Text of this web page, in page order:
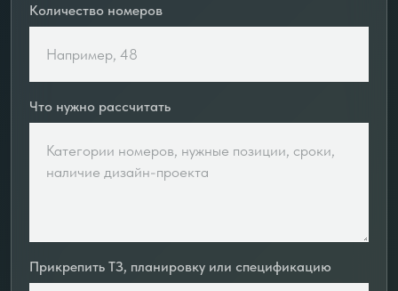
Количество номеров
Что нужно рассчитать
Прикрепить ТЗ, планировку или спецификацию